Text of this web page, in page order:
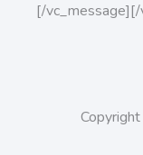
[/